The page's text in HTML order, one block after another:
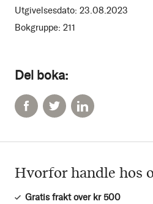
Del boka:
Utgivelsesdato: 23.08.2023
Bokgruppe: 211
Hvorfor handle hos
Gratis frakt over kr 500